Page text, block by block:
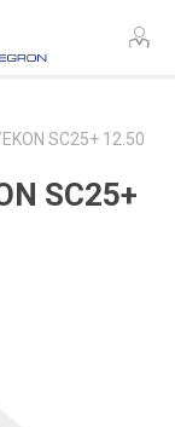
SC25+ 12.50
SC25+